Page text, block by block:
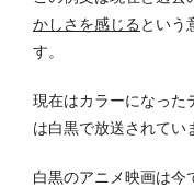
かしさを感じる という
す。
現在はカラーになった
は白黒で放送されてい
白黒のアニメ映画は今